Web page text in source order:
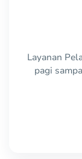
Layanan
pagi